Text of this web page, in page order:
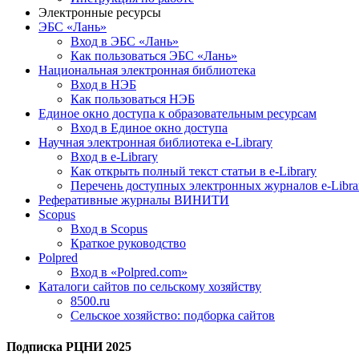
Электронные ресурсы
ЭБС «Лань»
Вход в ЭБС «Лань»
Как пользоваться ЭБС «Лань»
Национальная электронная библиотека
Вход в НЭБ
Как пользоваться НЭБ
Единое окно доступа к образовательным ресурсам
Вход в Единое окно доступа
Научная электронная библиотека e-Library
Вход в e-Library
Как открыть полный текст статьи в e-Library
Перечень доступных электронных журналов e-
Реферативные журналы ВИНИТИ
Scopus
Вход в Scopus
Краткое руководство
Polpred
Вход в «Polpred.com»
Каталоги сайтов по сельскому хозяйству
8500.ru
Сельское хозяйство: подборка сайтов
Подписка РЦНИ 2025